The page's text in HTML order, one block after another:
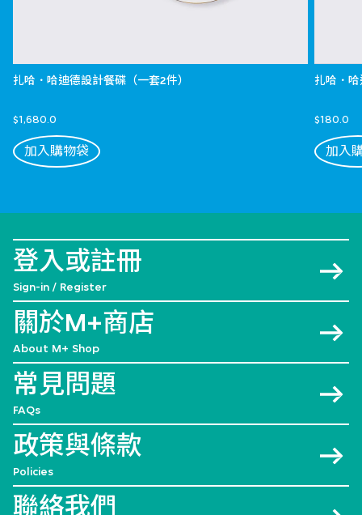
扎哈．哈迪德設計餐碟（一套2件）
$1,680.0
加入購物袋
扎哈．
$180.0
加入
登入或註冊
Sign-in / Register
關於M+商店
About M+ Shop
常見問題
FAQs
政策與條款
Policies
聯絡我們